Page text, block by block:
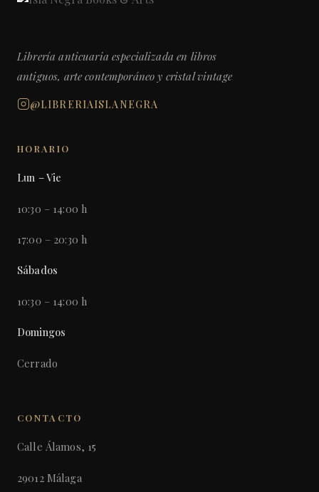
Librería anticuaria especializada en libros
antiguos, arte contemporáneo y cristal vintage
@LIBRERIAISLANEGRA
HORARIO
Lun – Vie
10:30 – 14:00 h
17:00 – 20:30 h
Sábados
10:30 – 14:00 h
Domingos
Cerrado
CONTACTO
Calle Álamos, 15
29012 Málaga